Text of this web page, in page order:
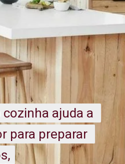
cozinha ajuda a
para preparar
cozinha ajuda a
para preparar